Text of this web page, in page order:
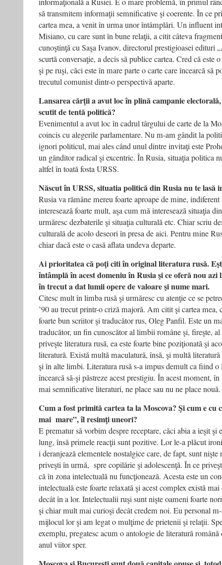
să transmitem informaţii semnificative şi coerente. În ce
cartea mea, a venit în urma unor întâmplări. Un influent
Misiano, cu care sunt în bune relaţii, a citit câteva
cunoştinţă cu Saşa Ivanov, directorul prestigioasei edituri
scurtă conversaţie, a decis să publice cartea. Cred că este
şi pe ruşi, căci este în mare parte o carte care încearcă să
trecutul comunist dintr-o perspectivă aparte.
Lansarea cărţii a avut loc în plină campanie
scutit de tentă politică?
Evenimentul a avut loc în cadrul târgului de carte de la
coincis cu alegerile parlamentare. Nu m-am gândit la
ignori politicul, mai ales când unul dintre invitaţi este
un gânditor radical şi excentric. În Rusia, situaţia politica
altfel în toată fosta URSS.
Născut în URSS, situatia politică din Rusia nu te lasă
Rusia va rămâne mereu foarte aproape de mine,
interesează foarte mult, aşa cum mă interesează situaţia
urmăresc dezbaterile şi situaţia culturală etc. Chiar scriu
culturală de acolo deseori în presa de aici. Pentru mine
chiar dacă este o casă aflata undeva departe.
Ai prioritatea că poţi citi în original literatura rusă.
întâmplă în acest domeniu în Rusia şi ce oferă nou
în trecut a dat lumii opere de valoare şi nume mari.
Citesc mult în limba rusă şi urmăresc cu atenţie ce se
’90 au trecut printr-o criză majoră. Am citit şi cartea mea,
foarte bun scriitor şi traducător rus, Oleg Panfil. Este un
traducător, un fin cunoscător al limbii române şi, fireşte,
priveşte literatura rusă, ea este foarte bine poziţionată şi
literatură. Există multă maculatură, însă, şi multă literatură
şi în alte limbi. Literatura rusă s-a impus demult ca fiind o
încearcă să-şi păstreze acest prestigiu. În acest moment,
mai semnificative literaturi, ne place sau nu ne place nouă.
Cum a fost primită cartea ta la Moscova? Şi cum e
mai mare”, îl resimţi uneori?
E prematur să vorbim despre receptare, căci abia a ieşit şi
lung, însă primele reacţii sunt pozitive. Lor le-a plăcut
i deranjează elementele nostalgice care, de fapt, sunt
priveşti în urmă, spre copilărie şi adolescenţă. În ce
că în zona intelectuală nu funcţionează. Acesta este un
intelectuală este foarte relaxată şi acest complex există
decât în a lor. Intelectualii ruşi sunt nişte oameni foarte
şi chiar mult mai curioşi decât credem noi. Eu personal
mijlocul lor şi am legat o mulţime de prietenii şi relaţii.
exemplu, pregatesc acum o antologie de literatură română
anul viitor sper.